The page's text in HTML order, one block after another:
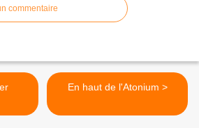
commentaire
En haut de l'Atonium >